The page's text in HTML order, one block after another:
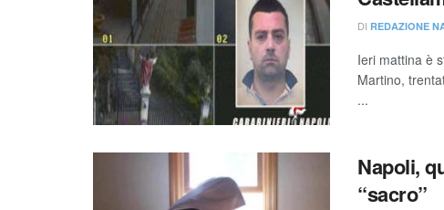
DI REDAZIONE
Ieri mattina è
Martino,
...
Napoli,
“sacro”